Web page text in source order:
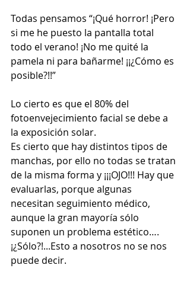
Todas pensamos “¡Qué horror! ¡Pero
si me he puesto la pantalla total
todo el verano! ¡No me quité la
pamela ni para bañarme! ¡¡¿Cómo es
posible?!!”
Lo cierto es que el 80% del
fotoenvejecimiento facial se debe a
la exposición solar.
Es cierto que hay distintos tipos de
manchas, por ello no todas se tratan
de la misma forma y ¡¡¡OJO!!! Hay que
evaluarlas, porque algunas
necesitan seguimiento médico,
aunque la gran mayoría sólo
suponen un problema estético….
¡¿Sólo?!...Esto a nosotros no se nos
puede decir.